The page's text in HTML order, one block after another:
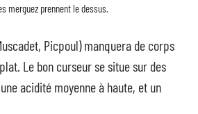
merguez prennent le dessus.
Picpoul) manquera de corps
Le bon curseur se situe sur des
acidité moyenne à haute, et un